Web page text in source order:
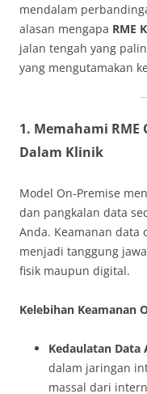
mendalam
alasan mengapa RME
jalan tengah yang
yang mengutamakan
1. Memahami RME
Dalam Klinik
Model On-Premise
dan pangkalan data
Anda. Keamanan data
menjadi tanggung
fisik maupun digital.
Kelebihan Keamanan
Kedaulatan Data
dalam jaringan
massal dari